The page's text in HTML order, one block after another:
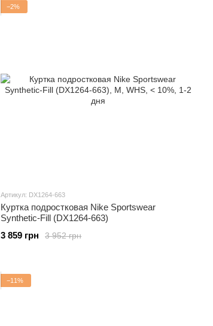
−2%
Артикул: DX1264-663
Куртка подростковая Nike Sportswear
Synthetic-Fill (DX1264-663)
3 952 грн
3 859 грн
−11%